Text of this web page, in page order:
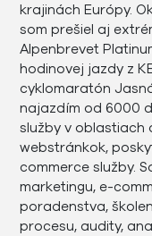
krajinách Európy.
som prešiel aj
Alpenbrevet
hodinovej jazdy z
cyklomaratón
najazdím od 6000
služby v
webstránkok,
commerce služby.
marketingu, e-
poradenstva,
procesu, audity,